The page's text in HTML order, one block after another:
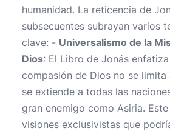
humanidad. La reticencia de
subsecuentes subrayan varios
clave: - Universalismo de la
Dios: El Libro de Jonás
compasión de Dios no se limita
se extiende a todas las
gran enemigo como Asiria.
visiones exclusivistas que